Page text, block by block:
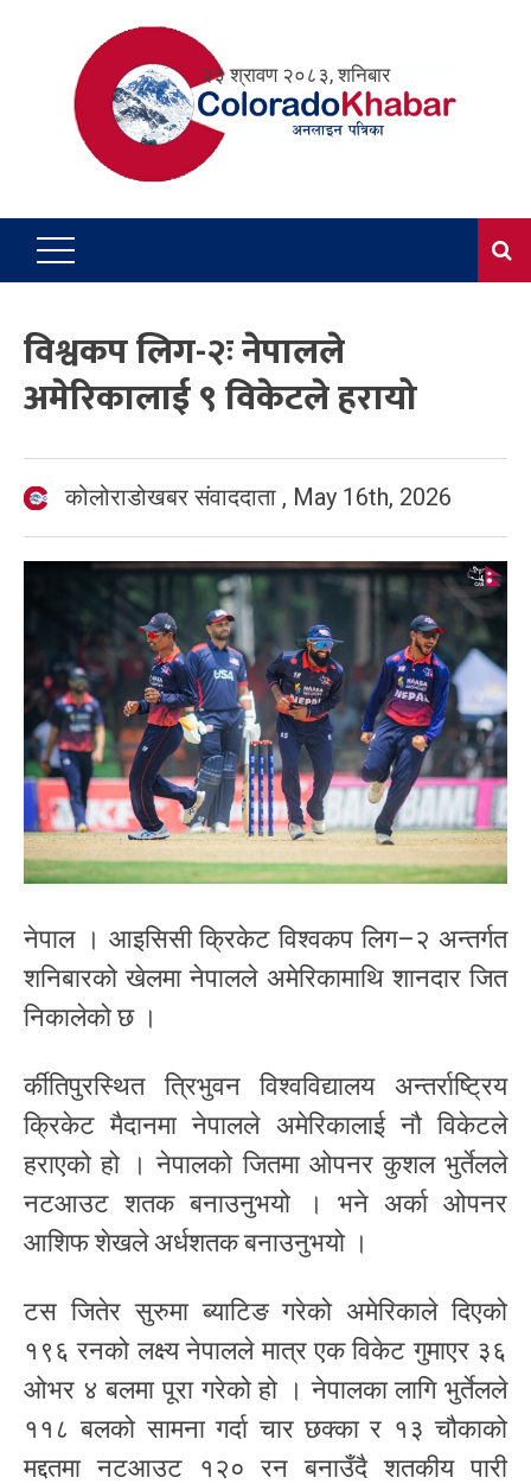
२३ श्रावण २०८३, शनिबार
विश्वकप लिग-२ः नेपालले
अमेरिकालाई ९ विकेटले हरायो
कोलोराडोखबर संवाददाता , May 16th, 2026
नेपाल । आइसिसी क्रिकेट विश्वकप लिग–२ अन्तर्गत
शनिबारको खेलमा नेपालले अमेरिकामाथि शानदार जित
निकालेको छ ।
र्कीतिपुरस्थित त्रिभुवन विश्वविद्यालय अन्तर्राष्ट्रिय
क्रिकेट मैदानमा नेपालले अमेरिकालाई नौ विकेटले
हराएको हो । नेपालको जितमा ओपनर कुशल भुर्तेलले
नटआउट शतक बनाउनुभयो । भने अर्का ओपनर
आशिफ शेखले अर्धशतक बनाउनुभयो ।
टस जितेर सुरुमा ब्याटिङ गरेको अमेरिकाले दिएको
१९६ रनको लक्ष्य नेपालले मात्र एक विकेट गुमाएर ३६
ओभर ४ बलमा पूरा गरेको हो । नेपालका लागि भुर्तेलले
११८ बलको सामना गर्दा चार छक्का र १३ चौकाको
मद्दतमा नटआउट १२० रन बनाउँदै शतकीय पारी